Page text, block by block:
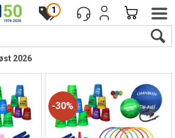
1
2026
30%